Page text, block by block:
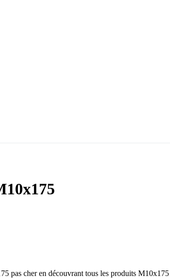
pas cher en découvrant tous les produits